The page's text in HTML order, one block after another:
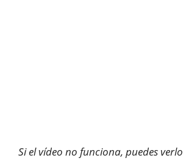
Si el vídeo no funciona, puedes verlo